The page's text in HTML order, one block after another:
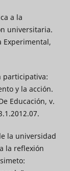
a la
universitaria.
Experimental,
participativa:
y la acción.
Educación, v.
la universidad
la reflexión